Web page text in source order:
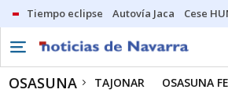
Tiempo eclipse Autovía Jaca Cese
OSASUNA TAJONAR OSASUNA